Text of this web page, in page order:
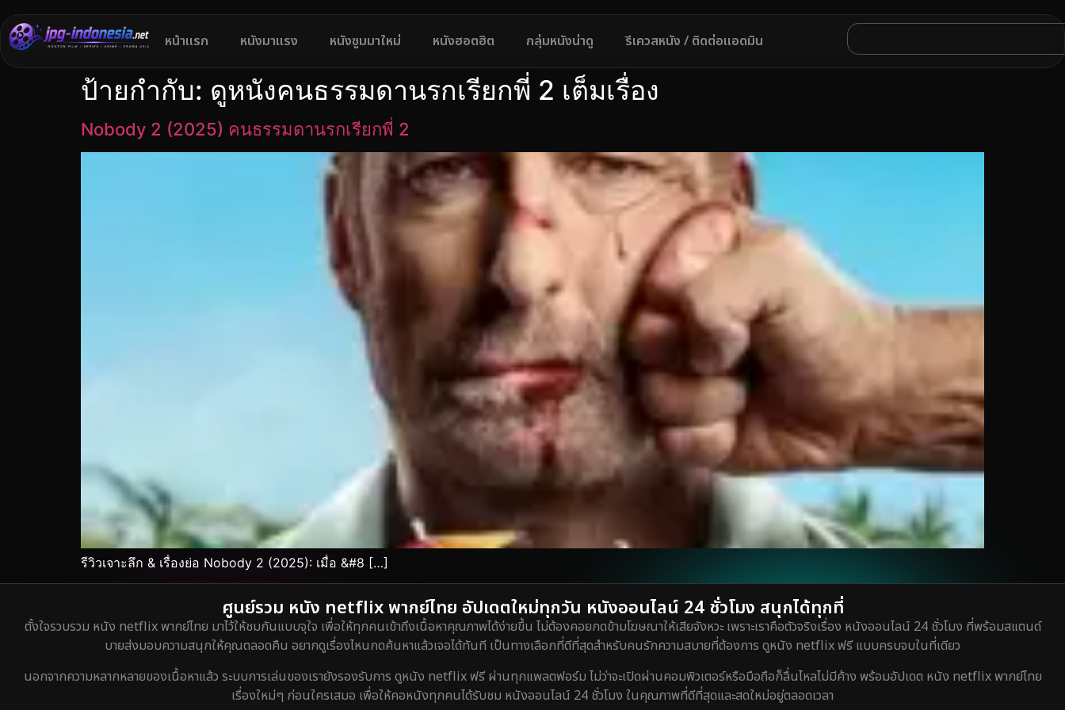
หน้าแรก หนังมาแรง หนังซูมมาใหม่ หนังฮอตฮิต กลุ่มหนังน่าดู รีเควสหนัง / ติดต่อแอดมิน
ป้ายกำกับ: ดูหนังคนธรรมดานรกเรียกพี่ 2 เต็มเรื่อง
Nobody 2 (2025) คนธรรมดานรกเรียกพี่ 2
รีวิวเจาะลึก & เรื่องย่อ Nobody 2 (2025): เมื่อ &#8 […]
ศูนย์รวม หนัง netflix พากย์ไทย อัปเดตใหม่ทุกวัน หนังออนไลน์ 24 ชั่วโมง สนุกได้ทุกที่
ตั้งใจรวบรวม หนัง netflix พากย์ไทย มาไว้ให้ชมกันแบบจุใจ เพื่อให้ทุกคนเข้าถึงเนื้อหาคุณภาพได้ง่ายขึ้น ไม่ต้องคอยกดข้ามโฆษณาให้เสียจังหวะ เพราะเราคือตัวจริงเรื่อง หนังออนไลน์ 24 ชั่วโมง ที่พร้อมสแตนด์
บายส่งมอบความสนุกให้คุณตลอดคืน อยากดูเรื่องไหนกดค้นหาแล้วเจอได้ทันที เป็นทางเลือกที่ดีที่สุดสำหรับคนรักความสบายที่ต้องการ ดูหนัง netflix ฟรี แบบครบจบในที่เดียว
นอกจากความหลากหลายของเนื้อหาแล้ว ระบบการเล่นของเรายังรองรับการ ดูหนัง netflix ฟรี ผ่านทุกแพลตฟอร์ม ไม่ว่าจะเปิดผ่านคอมพิวเตอร์หรือมือถือก็ลื่นไหลไม่มีค้าง พร้อมอัปเดต หนัง netflix พากย์ไทย
เรื่องใหม่ๆ ก่อนใครเสมอ เพื่อให้คอหนังทุกคนได้รับชม หนังออนไลน์ 24 ชั่วโมง ในคุณภาพที่ดีที่สุดและสดใหม่อยู่ตลอดเวลา